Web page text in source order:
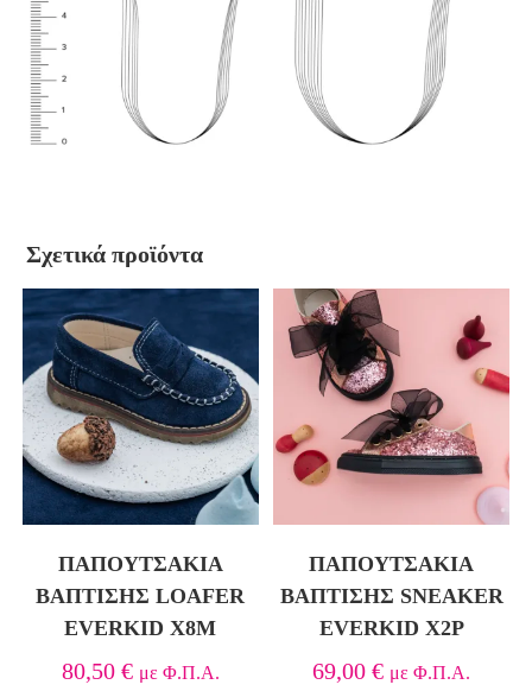
Σχετικά προϊόντα
ΠΑΠΟΥΤΣΆΚΙΑ
ΒΆΠΤΙΣΗΣ LOAFER
EVERKID Χ8Μ
80,50 € με Φ.Π.Α.
ΠΑΠΟΥΤΣΆΚΙΑ
ΒΆΠΤΙΣΗΣ SNEAKER
EVERKID Χ2Ρ
69,00€ με Φ.Π.Α.